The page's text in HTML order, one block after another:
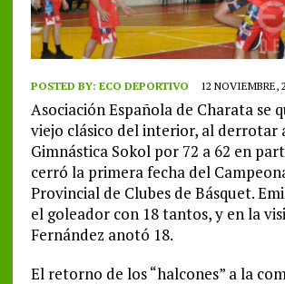
POSTED BY: ECO DEPORTIVO 12 NOVIEMBRE,
Asociación Española de Charata se
viejo clásico del interior, al derrotar
Gimnástica Sokol por 72 a 62 en
cerró la primera fecha del
Provincial de Clubes de Básquet.
el goleador con 18 tantos, y en la
Fernández anotó 18.
El retorno de los “halcones” a la